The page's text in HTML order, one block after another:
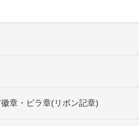
章・ビラ章(リボン記章)